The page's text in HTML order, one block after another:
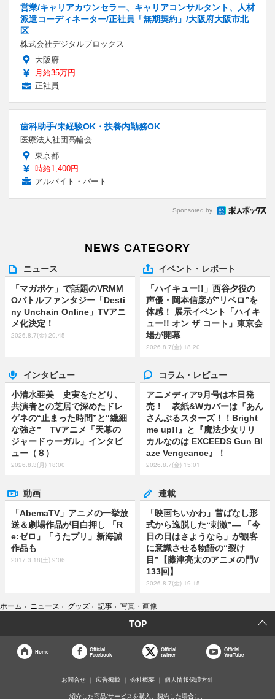
営業/キャリアカウンセラー、キャリアコンサルタント、人材
派遣コーディネーター/正社員「無期契約」/大阪府大阪市北
区
株式会社デジタルブロックス
大阪府
月給35万円
正社員
歯科助手/未経験OK・扶養内勤務OK
医療法人社団高輪会
東京都
時給1,400円
アルバイト・パート
Sponsored by
NEWS CATEGORY
ニュース
「マガポケ」で話題のVRMM
Oバトルファンタジー「Desti
ny Unchain Online」TVアニ
メ化決定！
2026.8.7(金) 20:45
イベント・レポート
「ハイキュー!!」西谷夕役の
声優・岡本信彦が”リベロ”を
体感！ 展示イベント「ハイキ
ュー!! オン ザ コート」東京会
場が開幕
2026.8.7(金) 18:20
インタビュー
小清水亜美 史実をたどり、
共演者との芝居で深めたドレ
ゲネの“止まった時間”と“繊細
な強さ” TVアニメ「天幕の
ジャードゥーガル」インタビ
ュー（８）
2026.8.3(月) 18:00
コラム・レビュー
アニメディア9月号は本日発
売！ 表紙&Wカバーは『あん
さんぶるスターズ！！Bright
me up!!』と『魔法少女リリ
カルなのは EXCEEDS Gun Bl
aze Vengeance』！
2026.8.7(金) 15:01
動画
「AbemaTV」アニメの一挙放
送＆劇場作品が目白押し 「R
e:ゼロ」「うたプリ」新海誠
作品も
2017.3.18(土) 9:06
連載
「映画ちいかわ」昔ばなし形
式から逸脱した“刺激”― 「今
日の日はさようなら」が観客
に意識させる物語の“裂け
目”【藤津亮太のアニメの門V
133回】
2026.8.7(金) 19:15
ホーム › ニュース › グッズ › 記事 › 写真・画像
TOP
Home
Official
Facebook
Official
twitter
Official
YouTube
お問合せ 広告掲載 会社概要 個人情報保護方針
紹介した商品/サービスを購入、契約した場合に、